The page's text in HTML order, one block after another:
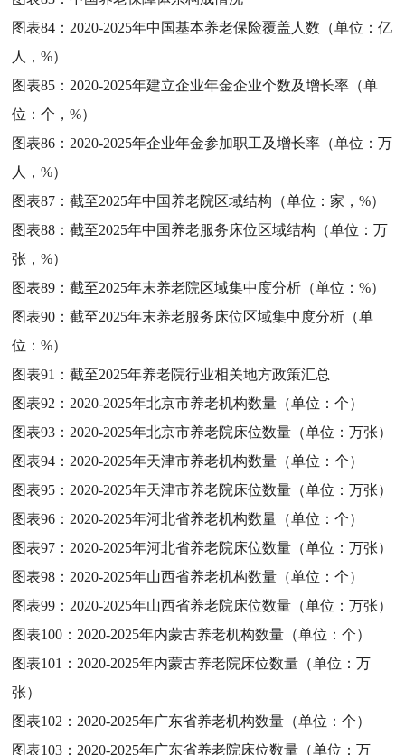
图表84： 2020-2025年中国基本养老保险覆盖人数（单位：亿
人，%）
图表85： 2020-2025年建立企业年金企业个数及增长率（单
位：个，%）
图表86： 2020-2025年企业年金参加职工及增长率（单位：万
人，%）
图表87：截至2025年中国养老院区域结构（单位：家，%）
图表88：截至2025年中国养老服务床位区域结构（单位：万
张，%）
图表89：截至2025年末养老院区域集中度分析（单位：%）
图表90：截至2025年末养老服务床位区域集中度分析（单
位：%）
图表91：截至2025年养老院行业相关地方政策汇总
图表92： 2020-2025年北京市养老机构数量（单位：个）
图表93： 2020-2025年北京市养老院床位数量（单位：万张）
图表94： 2020-2025年天津市养老机构数量（单位：个）
图表95： 2020-2025年天津市养老院床位数量（单位：万张）
图表96： 2020-2025年河北省养老机构数量（单位：个）
图表97： 2020-2025年河北省养老院床位数量（单位：万张）
图表98： 2020-2025年山西省养老机构数量（单位：个）
图表99： 2020-2025年山西省养老院床位数量（单位：万张）
图表100： 2020-2025年内蒙古养老机构数量（单位：个）
图表101： 2020-2025年内蒙古养老院床位数量（单位：万
张）
图表102： 2020-2025年广东省养老机构数量（单位：个）
图表103： 2020-2025年广东省养老院床位数量（单位：万